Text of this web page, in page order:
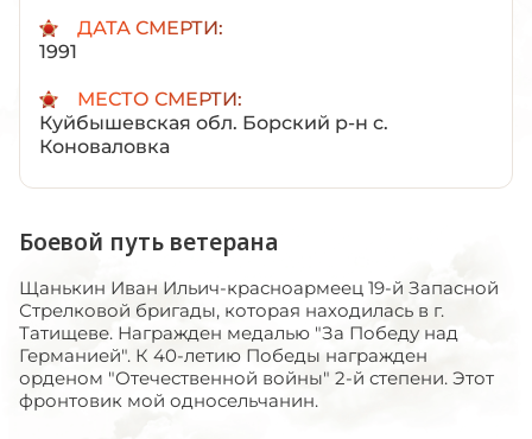
ДАТА СМЕРТИ:
1991
МЕСТО СМЕРТИ:
Куйбышевская обл. Борский р-н с.
Коноваловка
Боевой путь ветерана
Щанькин Иван Ильич-красноармеец 19-й Запасной
Стрелковой бригады, которая находилась в г.
Татищеве. Награжден медалью "За Победу над
Германией". К 40-летию Победы награжден
орденом "Отечественной войны" 2-й степени. Этот
фронтовик мой односельчанин.